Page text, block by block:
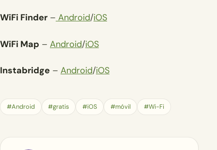
WiFi Finder – Android/iOS
WiFi Map – Android/iOS
Instabridge – Android/iOS
#Android #gratis #iOS #móvil #Wi-Fi